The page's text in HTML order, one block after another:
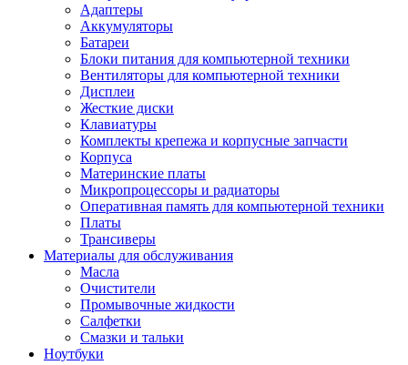
Адаптеры
Аккумуляторы
Батареи
Блоки питания для компьютерной техники
Вентиляторы для компьютерной техники
Дисплеи
Жесткие диски
Клавиатуры
Комплекты крепежа и корпусные запчасти
Корпуса
Материнские платы
Микропроцессоры и радиаторы
Оперативная память для компьютерной техники
Платы
Трансиверы
Материалы для обслуживания
Масла
Очистители
Промывочные жидкости
Салфетки
Смазки и тальки
Ноутбуки